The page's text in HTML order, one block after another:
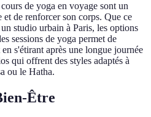
de yoga en voyage sont un
de renforcer son corps. Que ce
studio urbain à Paris, les options
sessions de yoga permet de
s'étirant après une longue journée
qui offrent des styles adaptés à
ou le Hatha.
Être